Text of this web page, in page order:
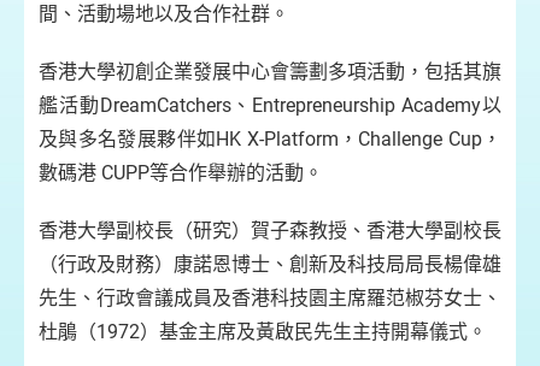
間、活動場地以及合作社群。
香港大學初創企業發展中心會籌劃多項活動，包括其旗
艦活動DreamCatchers、Entrepreneurship Academy以
及與多名發展夥伴如HK X-Platform，Challenge Cup，
數碼港 CUPP等合作舉辦的活動。
香港大學副校長（研究）賀子森教授、香港大學副校長
（行政及財務）康諾恩博士、創新及科技局局長楊偉雄
先生、行政會議成員及香港科技園主席羅范椒芬女士、
杜鵑（1972）基金主席及黃啟民先生主持開幕儀式。